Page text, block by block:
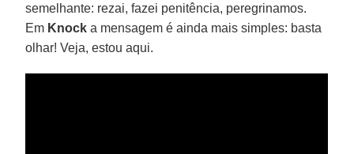
semelhante: rezai, fazei penitência, peregrinamos.
Em Knock a mensagem é ainda mais simples: basta
olhar! Veja, estou aqui.